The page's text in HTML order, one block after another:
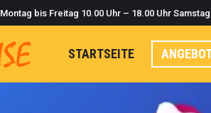
Montag bis Freitag 10.00 Uhr – 18.00 Uhr
STARTSEITE